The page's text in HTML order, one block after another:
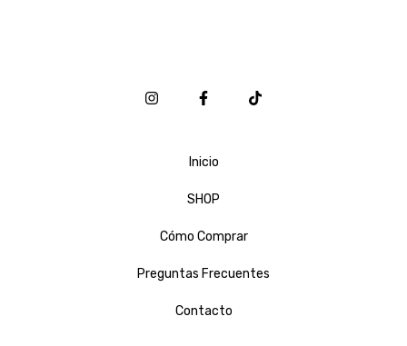
Inicio
SHOP
Cómo Comprar
Preguntas Frecuentes
Contacto